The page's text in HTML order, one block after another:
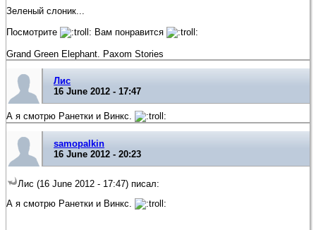
Зеленый слоник...
Посмотрите
Вам понравится
Grand Green Elephant. Paxom Stories
Лис
16 June 2012 - 17:47
А я смотрю Ранетки и Винкс.
samopalkin
16 June 2012 - 20:23
Лис (16 June 2012 - 17:47) писал:
А я смотрю Ранетки и Винкс.